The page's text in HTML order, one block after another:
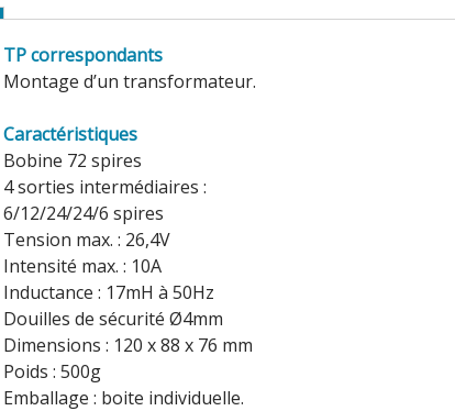
TP correspondants
Montage d’un transformateur.
Caractéristiques
Bobine 72 spires
4 sorties intermédiaires :
6/12/24/24/6 spires
Tension max. : 26,4V
Intensité max. : 10A
Inductance : 17mH à 50Hz
Douilles de sécurité Ø4mm
Dimensions : 120 x 88 x 76 mm
Poids : 500g
Emballage : boite individuelle.